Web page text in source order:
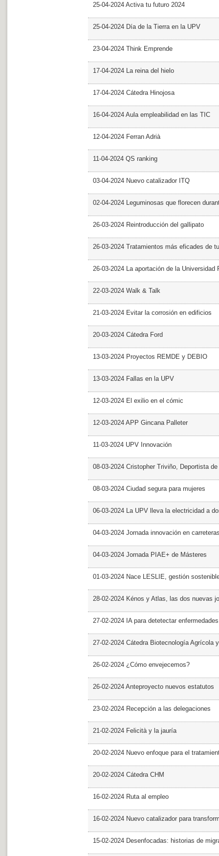
25-04-2024 Activa tu futuro 2024
25-04-2024 Día de la Tierra en la UPV
23-04-2024 Think Emprende
17-04-2024 La reina del hielo
17-04-2024 Cátedra Hinojosa
16-04-2024 Aula empleabilidad en las TIC
12-04-2024 Ferran Adrià
11-04-2024 QS ranking
03-04-2024 Nuevo catalizador ITQ
02-04-2024 Leguminosas que florecen
26-03-2024 Reintroducción del gallipato
26-03-2024 Tratamientos más eficades de
26-03-2024 La aportación de la Universidad
22-03-2024 Walk & Talk
21-03-2024 Evitar la corrosión en edificios
20-03-2024 Cátedra Ford
13-03-2024 Proyectos REMDE y DEBIO
13-03-2024 Fallas en la UPV
12-03-2024 El exilio en el cómic
12-03-2024 APP Gincana Palleter
11-03-2024 UPV Innovación
08-03-2024 Cristopher Triviño, Deportista
08-03-2024 Ciudad segura para mujeres
06-03-2024 La UPV lleva la electricidad a
04-03-2024 Jornada innovación en
04-03-2024 Jornada PIAE+ de Másteres
01-03-2024 Nace LESLIE, gestión
28-02-2024 Kénos y Atlas, las dos nuevas
27-02-2024 IA para detetectar
27-02-2024 Cátedra Biotecnología Agrícola
26-02-2024 ¿Cómo envejecemos?
26-02-2024 Anteproyecto nuevos estatutos
23-02-2024 Recepción a las delegaciones
21-02-2024 Felicità y la jauría
20-02-2024 Nuevo enfoque para el
20-02-2024 Cátedra CHM
16-02-2024 Ruta al empleo
16-02-2024 Nuevo catalizador para
15-02-2024 Desenfocadas: historias de